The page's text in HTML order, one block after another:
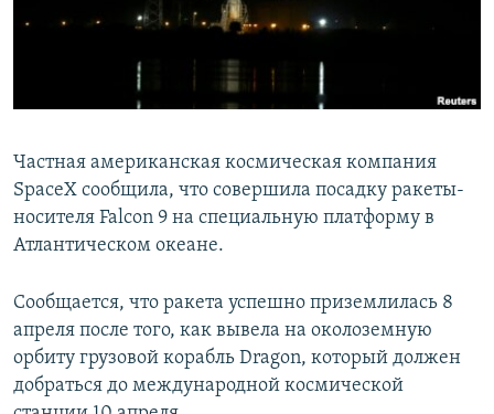
ПОБЕДИТЕЛЕЙ НЕ СУДЯТ?
КРЫМ.НЕПОКОРЕННЫЙ
ПРИСОЕДИНЯЙТЕСЬ!
Все сайты RFE/RL
Частная американская космическая компания
SpaceX сообщила, что совершила посадку ракеты-
носителя Falcon 9 на специальную платформу в
Атлантическом океане.
Сообщается, что ракета успешно приземлилась 8
апреля после того, как вывела на околоземную
орбиту грузовой корабль Dragon, который должен
добраться до международной космической